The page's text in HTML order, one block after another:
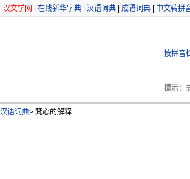
汉文学网 在线新华字典 汉语词典 成语词典 中文转拼
按拼音
提示：
汉语词典> 梵心的解释